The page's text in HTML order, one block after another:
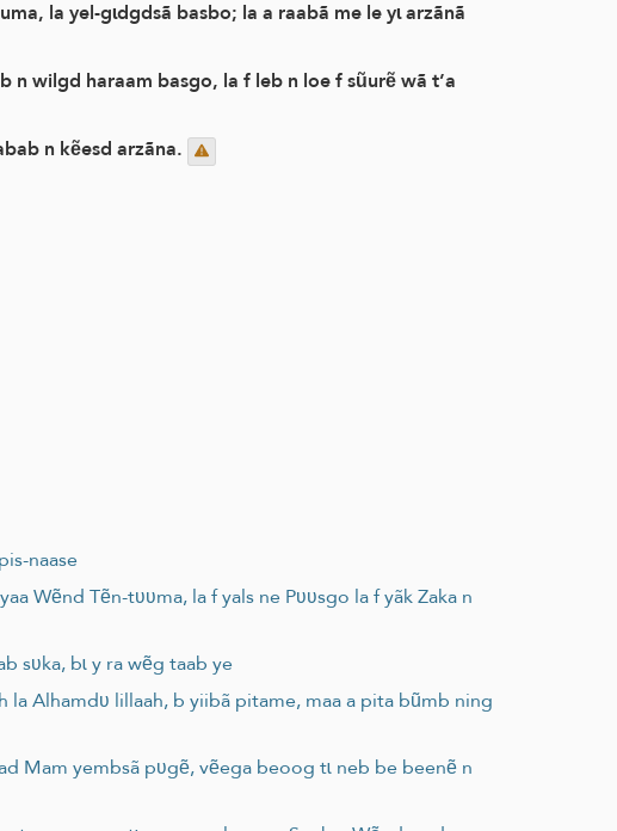
la yel-gɩdgdsã basbo; la a raabã me le yɩ arzãnã
n wilgd haraam basgo, la f leb n loe f sũurẽ wã t’a
n kẽesd arzãna.
naase
Wẽnd Tẽn-tʋʋma, la f yals ne Pʋʋsgo la f yãk Zaka n
sʋka, bɩ y ra wẽg taab ye
la Alhamdʋ lillaah, b yiibã pitame, maa a pita bũmb ning
Mam yembsã pʋgẽ, vẽega beoog tɩ neb be beenẽ n